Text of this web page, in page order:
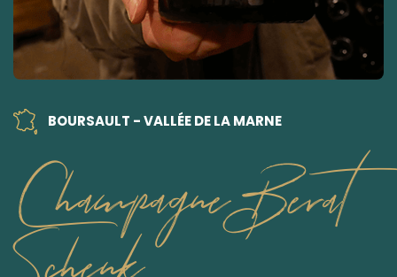
BOURSAULT - VALLÉE DE LA MARNE
Champagne Berat